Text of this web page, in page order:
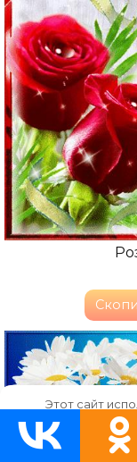
Этот сайт
Продолжая